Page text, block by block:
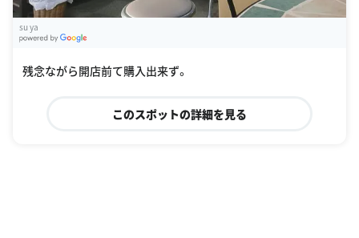
su ya
残念ながら開店前て購入出来ず。
このスポットの詳細を見る